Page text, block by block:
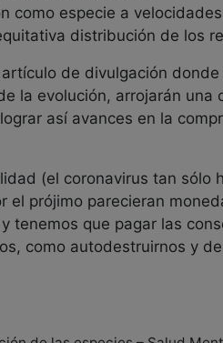
como especie a
distribución de los
de divulgación
la evolución, arrojarán
así avances en la
(el coronavirus tan
el prójimo parecieran
tenemos que pagar las
como autodestruirnos y